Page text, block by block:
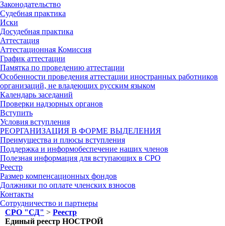
Законодательство
Судебная практика
Иски
Досудебная практика
Аттестация
Аттестационная Комиссия
График аттестации
Памятка по проведению аттестации
Особенности проведения аттестации иностранных работников
организаций, не владеющих русским языком
Календарь заседаний
Проверки надзорных органов
Вступить
Условия вступления
РЕОРГАНИЗАЦИЯ В ФОРМЕ ВЫДЕЛЕНИЯ
Преимущества и плюсы вступления
Поддержка и информобеспечение наших членов
Полезная информация для вступающих в СРО
Реестр
Размер компенсационных фондов
Должники по оплате членских взносов
Контакты
Сотрудничество и партнеры
СРО "СД" > Реестр
Единый реестр НОСТРОЙ